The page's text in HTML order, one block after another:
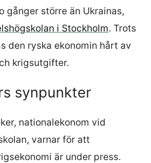
gånger större än Ukrainas,
i Stockholm. Trots
den ryska ekonomin hårt av
krigsutgifter.
synpunkter
nationalekonom vid
varnar för att
är under press.